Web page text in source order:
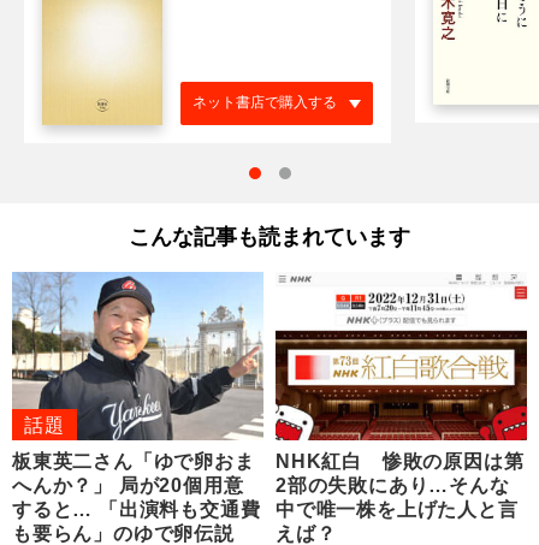
ネット書店で購入する
こんな記事も読まれています
話題
板東英二さん「ゆで卵おま
へんか？」 局が20個用意
すると… 「出演料も交通費
も要らん」のゆで卵伝説
NHK紅白 惨敗の原因は第
2部の失敗にあり…そんな
中で唯一株を上げた人と言
えば？